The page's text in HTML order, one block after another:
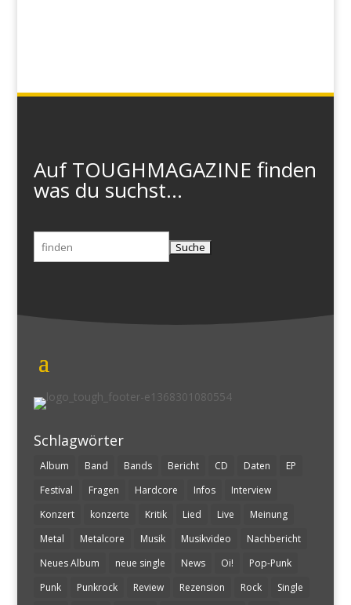
Auf TOUGHMAGAZINE finden
was du suchst...
Suchen
nach:
Schlagwörter
Album Band Bands Bericht CD Daten
EP
Festival
Fragen Hardcore Infos
Interview
Konzert
konzerte Kritik Lied Live
Meinung
Metal
Metalcore Musik Musikvideo
Nachbericht
Neues Album
neue single News Oi!
Pop-Punk
Punk
Punkrock Review Rezension Rock Single